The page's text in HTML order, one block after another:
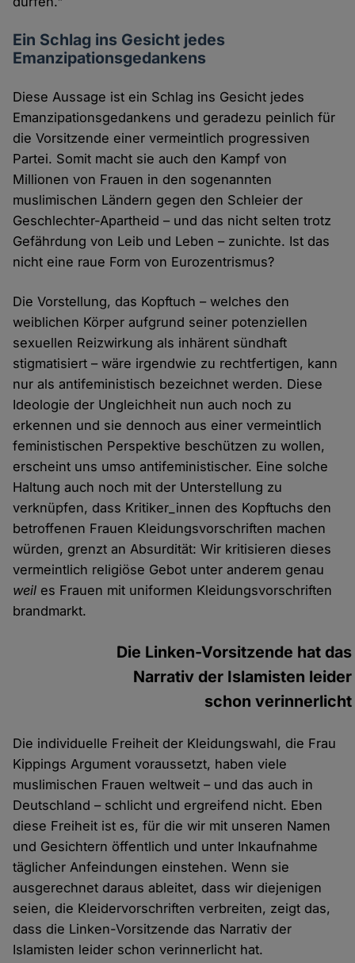
Ein Schlag ins Gesicht jedes
Emanzipationsgedankens
Diese Aussage ist ein Schlag ins Gesicht jedes
Emanzipationsgedankens und geradezu peinlich für
die Vorsitzende einer vermeintlich progressiven
Partei. Somit macht sie auch den Kampf von
Millionen von Frauen in den sogenannten
muslimischen Ländern gegen den Schleier der
Geschlechter-Apartheid – und das nicht selten trotz
Gefährdung von Leib und Leben – zunichte. Ist das
nicht eine raue Form von Eurozentrismus?
Die Vorstellung, das Kopftuch – welches den
weiblichen Körper aufgrund seiner potenziellen
sexuellen Reizwirkung als inhärent sündhaft
stigmatisiert – wäre irgendwie zu rechtfertigen, kann
nur als antifeministisch bezeichnet werden. Diese
Ideologie der Ungleichheit nun auch noch zu
erkennen und sie dennoch aus einer vermeintlich
feministischen Perspektive beschützen zu wollen,
erscheint uns umso antifeministischer. Eine solche
Haltung auch noch mit der Unterstellung zu
verknüpfen, dass Kritiker_innen des Kopftuchs den
betroffenen Frauen Kleidungsvorschriften machen
würden, grenzt an Absurdität: Wir kritisieren dieses
vermeintlich religiöse Gebot unter anderem genau
weil es Frauen mit uniformen Kleidungsvorschriften
brandmarkt.
Die Linken-Vorsitzende hat das
Narrativ der Islamisten leider
schon verinnerlicht
Die individuelle Freiheit der Kleidungswahl, die Frau
Kippings Argument voraussetzt, haben viele
muslimischen Frauen weltweit – und das auch in
Deutschland – schlicht und ergreifend nicht. Eben
diese Freiheit ist es, für die wir mit unseren Namen
und Gesichtern öffentlich und unter Inkaufnahme
täglicher Anfeindungen einstehen. Wenn sie
ausgerechnet daraus ableitet, dass wir diejenigen
seien, die Kleidervorschriften verbreiten, zeigt das,
dass die Linken-Vorsitzende das Narrativ der
Islamisten leider schon verinnerlicht hat.